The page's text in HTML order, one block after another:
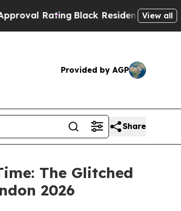
RatingBlack Residents Warned of
View all
Provided by AGP
Share
The Glitched
2026